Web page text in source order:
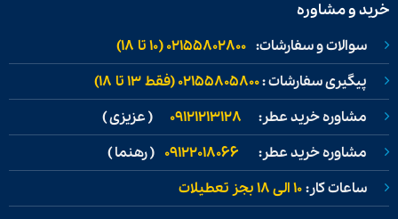
خرید و مشاوره
سوالات و سفارشات: 02155802800 (۱۰ تا ۱۸)
پیگیری سفارشات :02155805800 (فقط ۱۳ تا ۱۸)
مشاوره خرید عطر: 09121213128 ( عزیزی )
مشاوره خرید عطر: 09122018066 ( رهنما )
ساعات کار:۱۰ الی ۱۸ بجز تعطیلات